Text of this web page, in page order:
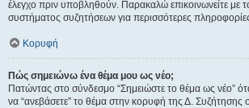
έλεγχο πριν υποβληθούν. Παρακαλώ επικοινωνείτε με
συστήματος συζητήσεων για περισσότερες
Κορυφή
Πώς σημειώνω ένα θέμα μου ως νέο;
Πατώντας στο σύνδεσμο “Σημειώστε το θέμα ως νέο”
να “ανεβάσετε” το θέμα στην κορυφή της Δ. Συζήτησης